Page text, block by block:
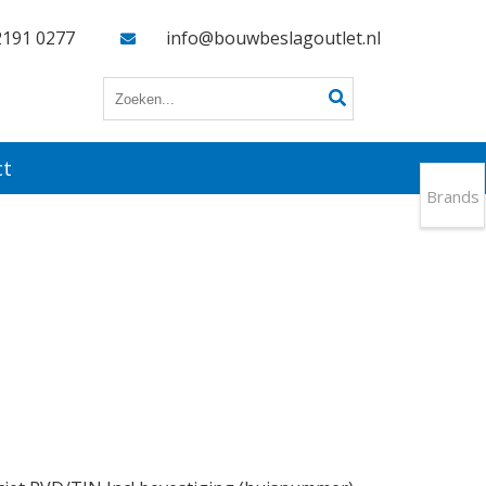
0277 info@bouwbeslagoutlet.nl
Brands